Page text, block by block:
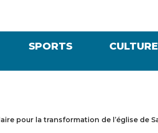
SPORTS CULTURE
pour la transformation de l’église de